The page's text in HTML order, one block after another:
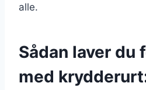
alle.
Sådan laver du
med